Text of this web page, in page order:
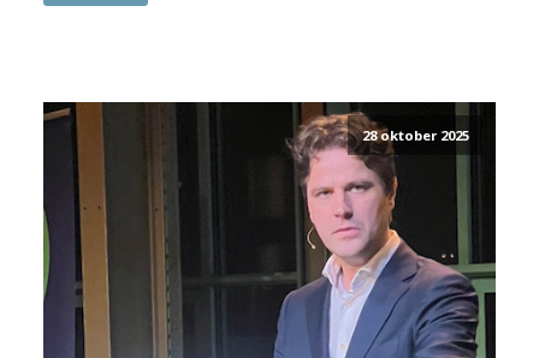
28 oktober 2025